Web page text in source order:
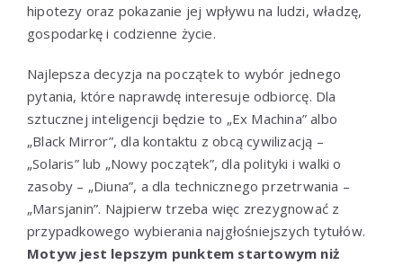
hipotezy oraz pokazanie jej wpływu na ludzi, władzę,
gospodarkę i codzienne życie.
Najlepsza decyzja na początek to wybór jednego
pytania, które naprawdę interesuje odbiorcę. Dla
sztucznej inteligencji będzie to „Ex Machina” albo
„Black Mirror”, dla kontaktu z obcą cywilizacją –
„Solaris” lub „Nowy początek”, dla polityki i walki o
zasoby – „Diuna”, a dla technicznego przetrwania –
„Marsjanin”. Najpierw trzeba więc zrezygnować z
przypadkowego wybierania najgłośniejszych tytułów.
Motyw jest lepszym punktem startowym niż